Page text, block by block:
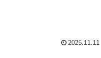
2025.11.11